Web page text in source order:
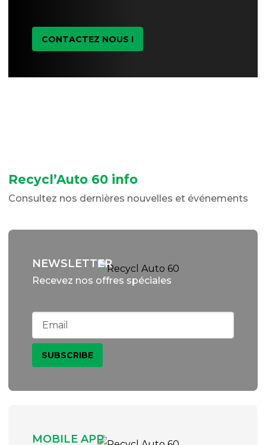
CONTACTEZ NOUS !
Recycl’Auto 60 info
Consultez nos dernières nouvelles et événements
NEWSLETTER
Recevez nos offres spéciales
MOBILE APP